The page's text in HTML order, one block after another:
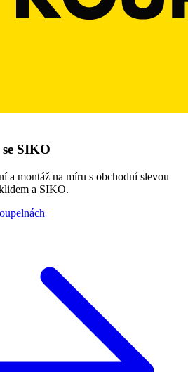
SIKO
a montáž na míru s obchodní slevou
a SIKO.